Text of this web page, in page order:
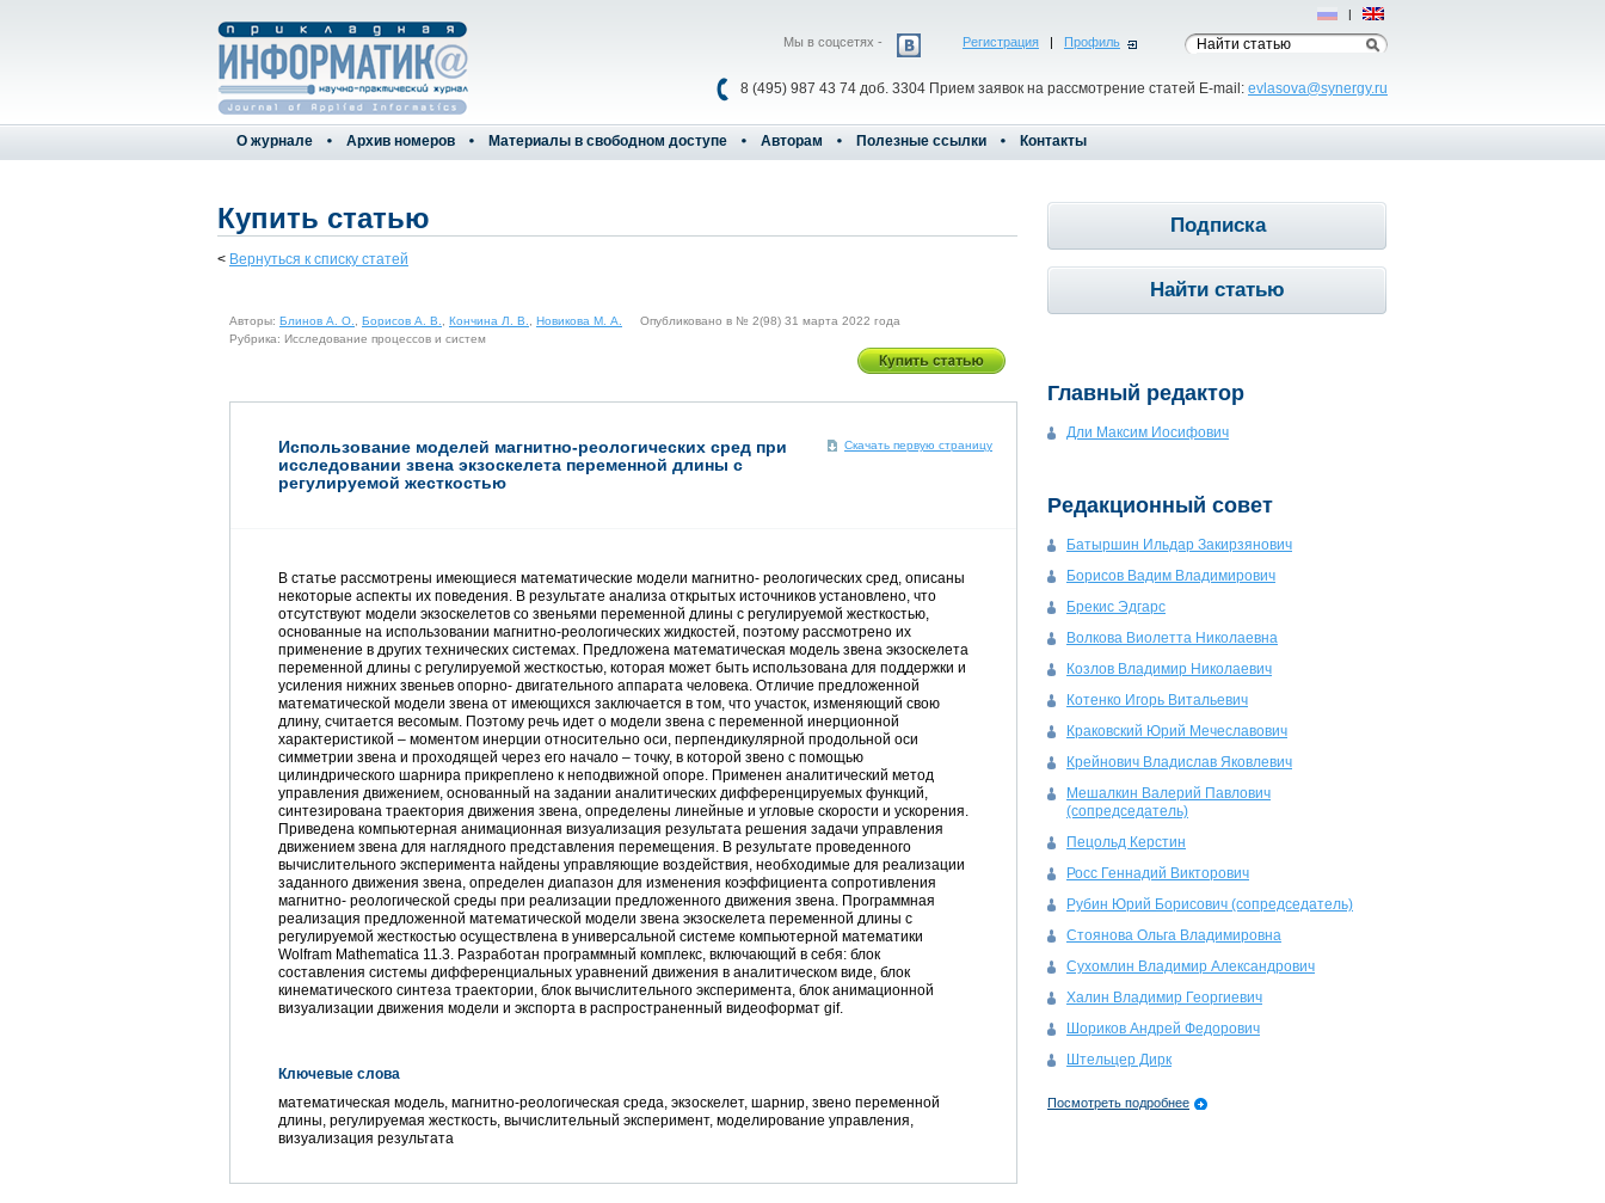
Регистрация | Профиль
8 (495) 987 43 74 доб. 3304 Прием заявок на рассмотрение статей E-mail: evlasova@synergy.ru
Мы в соцсетях -
Рус | Eng
О журнале Архив номеров Материалы в свободном доступе Авторам Полезные ссылки Контакты
Купить статью
< Вернуться к списку статей
Авторы: Блинов А. О. Борисов А. В. Кончина Л. В. Новикова М. А.
Опубликовано в № 2(98) 31 марта 2022 года
Рубрика: Исследование процессов и систем
Скачать первую страницу
Использование моделей магнитно-реологических сред при
исследовании звена экзоскелета переменной длины с
регулируемой жесткостью
В статье рассмотрены имеющиеся математические модели магнитно- реологических сред, описаны
некоторые аспекты их поведения. В результате анализа открытых источников установлено, что
отсутствуют модели экзоскелетов со звеньями переменной длины с регулируемой жесткостью,
основанные на использовании магнитно-реологических жидкостей, поэтому рассмотрено их
применение в других технических системах. Предложена математическая модель звена экзоскелета
переменной длины с регулируемой жесткостью, которая может быть использована для поддержки и
усиления нижних звеньев опорно- двигательного аппарата человека. Отличие предложенной
математической модели звена от имеющихся заключается в том, что участок, изменяющий свою
длину, считается весомым. Поэтому речь идет о модели звена с переменной инерционной
характеристикой – моментом инерции относительно оси, перпендикулярной продольной оси
симметрии звена и проходящей через его начало – точку, в которой звено с помощью
цилиндрического шарнира прикреплено к неподвижной опоре. Применен аналитический метод
управления движением, основанный на задании аналитических дифференцируемых функций,
синтезирована траектория движения звена, определены линейные и угловые скорости и ускорения.
Приведена компьютерная анимационная визуализация результата решения задачи управления
движением звена для наглядного представления перемещения. В результате проведенного
вычислительного эксперимента найдены управляющие воздействия, необходимые для реализации
заданного движения звена, определен диапазон для изменения коэффициента сопротивления
магнитно- реологической среды при реализации предложенного движения звена. Программная
реализация предложенной математической модели звена экзоскелета переменной длины с
регулируемой жесткостью осуществлена в универсальной системе компьютерной математики
Wolfram Mathematica 11.3. Разработан программный комплекс, включающий в себя: блок
составления системы дифференциальных уравнений движения в аналитическом виде, блок
кинематического синтеза траектории, блок вычислительного эксперимента, блок анимационной
визуализации движения модели и экспорта в распространенный видеоформат gif.
Ключевые слова
математическая модель, магнитно-реологическая среда, экзоскелет, шарнир, звено переменной
длины, регулируемая жесткость, вычислительный эксперимент, моделирование управления,
визуализация результата
Подписка
Найти статью
Главный редактор
Дли Максим Иосифович
Редакционный совет
Батыршин Ильдар Закирзянович
Борисов Вадим Владимирович
Брекис Эдгарс
Волкова Виолетта Николаевна
Козлов Владимир Николаевич
Котенко Игорь Витальевич
Краковский Юрий Мечеславович
Крейнович Владислав Яковлевич
Мешалкин Валерий Павлович
(сопредседатель)
Пецольд Керстин
Росс Геннадий Викторович
Рубин Юрий Борисович (сопредседатель)
Стоянова Ольга Владимировна
Сухомлин Владимир Александрович
Халин Владимир Георгиевич
Шориков Андрей Федорович
Штельцер Дирк
Посмотреть подробнее